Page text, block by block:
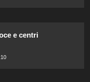
e centri